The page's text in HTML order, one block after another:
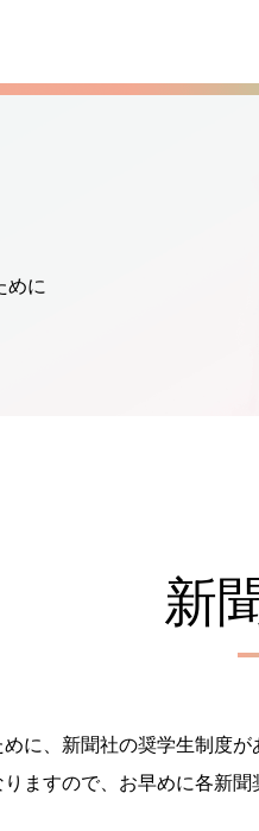
めに
新
に、新聞社の奨学生制度
ますので、お早めに各新